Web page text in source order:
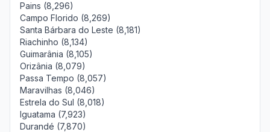
Pains (8,296)
Campo Florido (8,269)
Santa Bárbara do Leste (8,181)
Riachinho (8,134)
Guimarânia (8,105)
Orizânia (8,079)
Passa Tempo (8,057)
Maravilhas (8,046)
Estrela do Sul (8,018)
Iguatama (7,923)
Durandé (7,870)